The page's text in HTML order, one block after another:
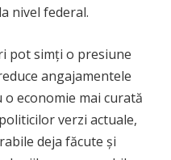
nivel federal.
pot simți o presiune
angajamentele
economie mai curată
verzi actuale,
deja făcute și